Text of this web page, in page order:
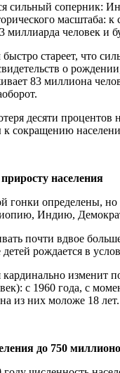
сильный соперник:
масштаба:
миллиарда человек и
стареет, что
о
83 миллиона
десяти
сокращению
населения
гонки определены,
Индию,
почти вдвое
рождается в
кардинально изменит
с 1960 года, с
из них моложе 18 лет.
до 750